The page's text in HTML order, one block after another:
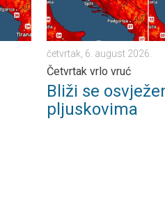
četvrtak, 6. august 2026.
Četvrtak vrlo vruć
Bliži se
pljuskovima